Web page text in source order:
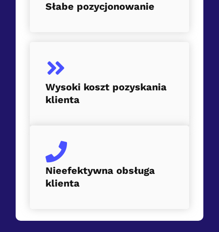
Słabe pozycjonowanie
Wysoki koszt pozyskania
klienta
Nieefektywna obsługa
klienta